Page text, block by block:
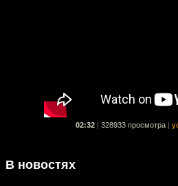
02:32 328933 просмотра
В новостях